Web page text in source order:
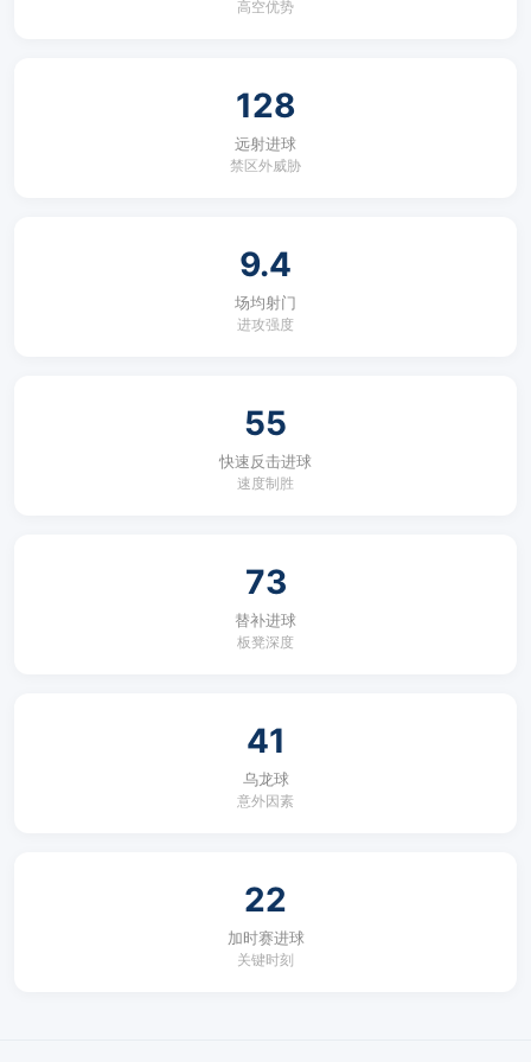
高空优势
128
远射进球
禁区外威胁
9.4
场均射门
进攻强度
55
快速反击进球
速度制胜
73
替补进球
板凳深度
41
乌龙球
意外因素
22
加时赛进球
关键时刻